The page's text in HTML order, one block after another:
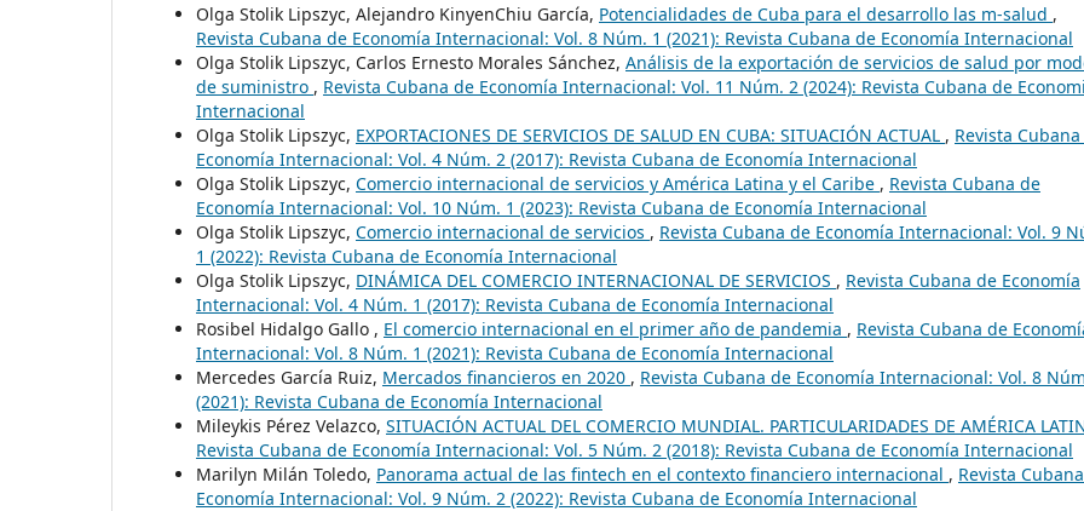
Olga Stolik Lipszyc, Alejandro KinyenChiu García, Potencialidades de Cuba para el desarrollo las m-salud ,
Revista Cubana de Economía Internacional: Vol. 8 Núm. 1 (2021): Revista Cubana de Economía Internacional
Olga Stolik Lipszyc, Carlos Ernesto Morales Sánchez, Análisis de la exportación de servicios de salud por
de suministro , Revista Cubana de Economía Internacional: Vol. 11 Núm. 2 (2024): Revista Cubana de
Internacional
Olga Stolik Lipszyc, EXPORTACIONES DE SERVICIOS DE SALUD EN CUBA: SITUACIÓN ACTUAL , Revista
Economía Internacional: Vol. 4 Núm. 2 (2017): Revista Cubana de Economía Internacional
Olga Stolik Lipszyc, Comercio internacional de servicios y América Latina y el Caribe , Revista Cubana de
Economía Internacional: Vol. 10 Núm. 1 (2023): Revista Cubana de Economía Internacional
Olga Stolik Lipszyc, Comercio internacional de servicios , Revista Cubana de Economía Internacional: Vol. 9
1 (2022): Revista Cubana de Economía Internacional
Olga Stolik Lipszyc, DINÁMICA DEL COMERCIO INTERNACIONAL DE SERVICIOS , Revista Cubana de Economía
Internacional: Vol. 4 Núm. 1 (2017): Revista Cubana de Economía Internacional
Rosibel Hidalgo Gallo , El comercio internacional en el primer año de pandemia , Revista Cubana de
Internacional: Vol. 8 Núm. 1 (2021): Revista Cubana de Economía Internacional
Mercedes García Ruiz, Mercados financieros en 2020 , Revista Cubana de Economía Internacional: Vol. 8
(2021): Revista Cubana de Economía Internacional
Mileykis Pérez Velazco, SITUACIÓN ACTUAL DEL COMERCIO MUNDIAL. PARTICULARIDADES DE AMÉRICA
Revista Cubana de Economía Internacional: Vol. 5 Núm. 2 (2018): Revista Cubana de Economía Internacional
Marilyn Milán Toledo, Panorama actual de las fintech en el contexto financiero internacional , Revista
Economía Internacional: Vol. 9 Núm. 2 (2022): Revista Cubana de Economía Internacional